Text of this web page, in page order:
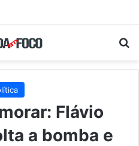
Flávio
a bomba e